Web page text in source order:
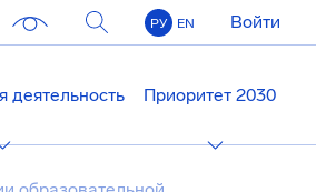
РУ EN Войти
Приоритет 2030